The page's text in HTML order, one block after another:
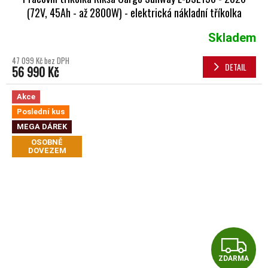
(72V, 45Ah - až 2800W) - elektrická nákladní tříkolka
Skladem
47 099 Kč bez DPH
56 990 Kč DETAIL
Akce
Poslední kus
MEGA DÁREK
OSOBNĚ
DOVEZEM
ZDARMA